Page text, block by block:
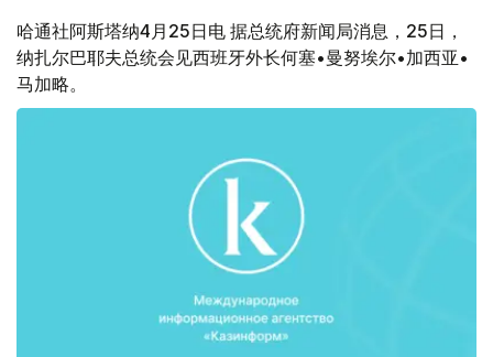
哈通社阿斯塔纳4月25日电 据总统府新闻局消息，25日，
纳扎尔巴耶夫总统会见西班牙外长何塞•曼努埃尔•加西亚•
马加略。